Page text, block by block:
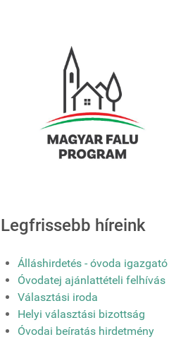
Legfrissebb híreink
Álláshirdetés - óvoda igazgató
Óvodatej ajánlattételi felhívás
Választási iroda
Helyi választási bizottság
Óvodai beíratás hirdetmény